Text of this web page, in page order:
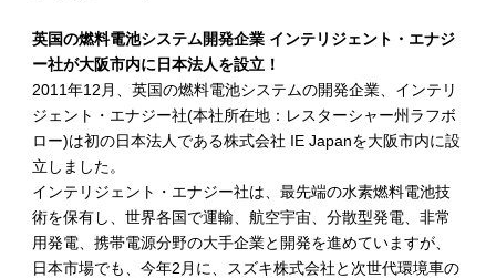
英国の燃料電池システム開発企業 インテリジェント・エナジ
ー社が大阪市内に日本法人を設立！
2011年12月、英国の燃料電池システムの開発企業、インテリ
ジェント・エナジー社(本社所在地：レスターシャー州ラフボ
ロー)は初の日本法人である株式会社 IE Japanを大阪市内に設
立しました。
インテリジェント・エナジー社は、最先端の水素燃料電池技
術を保有し、世界各国で運輸、航空宇宙、分散型発電、非常
用発電、携帯電源分野の大手企業と開発を進めていますが、
日本市場でも、今年2月に、スズキ株式会社と次世代環境車の